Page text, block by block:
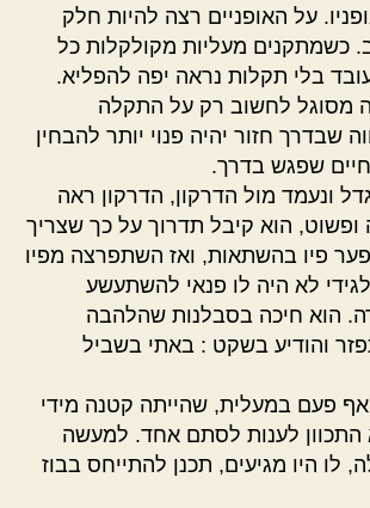
על האופניים רצה להיות חלק
כשמתקנים מעליות מקולקלות כל
בלי תקלות נראה יפה להפליא.
מסוגל לחשוב רק על התקלה
שבדרך חזור יהיה פנוי יותר להבחין
שפגש בדרך.
ונעמד מול הדרקון, הדרקון ראה
ופשוט, הוא קיבל תדרוך על כך שצריך
פער פיו בהשתאות, ואז השתפרצה מפיו
לא היה לו פנאי להשתעשע
הוא חיכה בסבלנות שהלהבה
והודיע בשקט : באתי בשביל
פעם במעלית, שהייתה קטנה מידי
התכוון לענות לסתם אחד. למעשה
לו היו מגיעים, תכנן להתייחס בבוז